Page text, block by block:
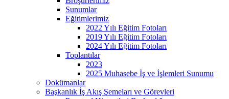
Sunumlar
Eğitimlerimiz
2022 Yılı Eğitim Fotoları
2019 Yılı Eğitim Fotoları
2024 Yılı Eğitim Fotoları
Toplantılar
2023
2025 Muhasebe İş ve İşlemleri Sunumu
Dokümanlar
Başkanlık İş Akış Şemeları ve Görevleri